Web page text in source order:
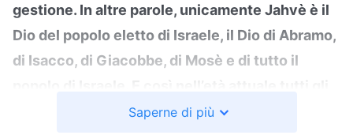
gestione. In altre parole, unicamente Jahvè è il
Dio del popolo eletto di Israele, il Dio di Abramo,
di Isacco, di Giacobbe, di Mosè e di tutto il
Israeliti, tranne il popolo ebraico, adorano
Saperne di più